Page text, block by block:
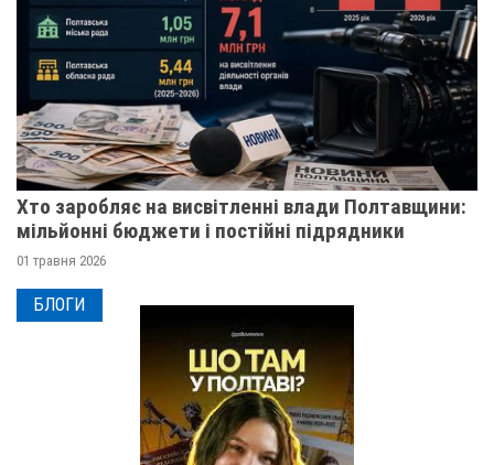
Хто заробляє на висвітленні влади Полтавщини:
мільйонні бюджети і постійні підрядники
01 травня 2026
БЛОГИ